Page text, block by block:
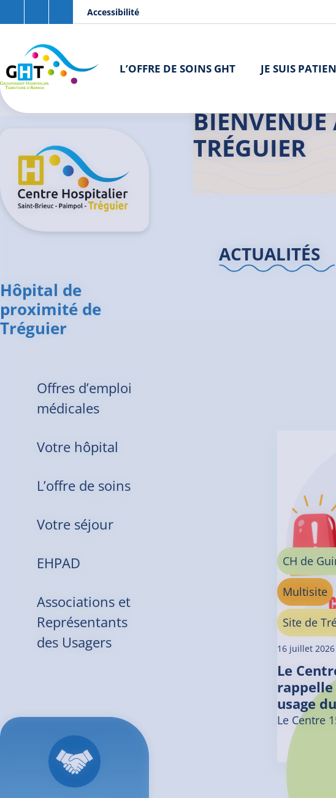
Aller au contenu principal
Accessibilité
L’OFFRE DE SOINS GHT JE SUIS
Hôpital de
proximité de
Tréguier
Offres d’emploi
médicales
Votre hôpital
L’offre de soins
Votre séjour
EHPAD
Associations et
Représentants
des Usagers
Accueil GHT> Hôpital de
BIENVENUE
TRÉGUIER
ACTUALITÉS
CH de
Multisite
Site de
16 juillet 2026
Le
rappelle
usage
Le Centre
Panneau de gestion des cookies